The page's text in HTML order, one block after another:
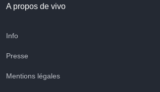
A propos de vivo
Info
Presse
Mentions légales